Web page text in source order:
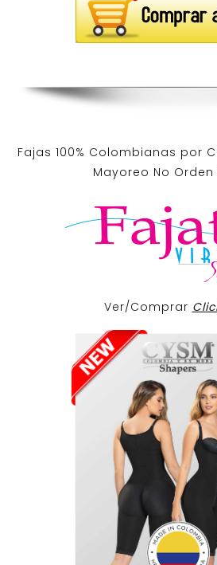
Fajas 100% Colombianas por
Mayoreo No Orden
Ver/Comprar